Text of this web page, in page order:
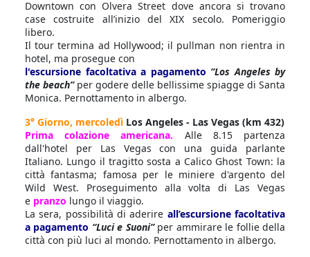
Downtown con Olvera Street dove ancora si trovano
case costruite all’inizio del XIX secolo. Pomeriggio
libero.
Il tour termina ad Hollywood; il pullman non rientra in
hotel, ma prosegue con
l'escursione facoltativa a pagamento “Los Angeles by
the beach” per godere delle bellissime spiagge di Santa
Monica. Pernottamento in albergo.
3° Giorno, mercoledì Los Angeles - Las Vegas (km 432)
Prima colazione americana. Alle 8.15 partenza
dall'hotel per Las Vegas con una guida parlante
Italiano. Lungo il tragitto sosta a Calico Ghost Town: la
città fantasma; famosa per le miniere d'argento del
Wild West. Proseguimento alla volta di Las Vegas
e pranzo lungo il viaggio.
La sera, possibilità di aderire all’escursione facoltativa
a pagamento “Luci e Suoni” per ammirare le follie della
città con più luci al mondo. Pernottamento in albergo.